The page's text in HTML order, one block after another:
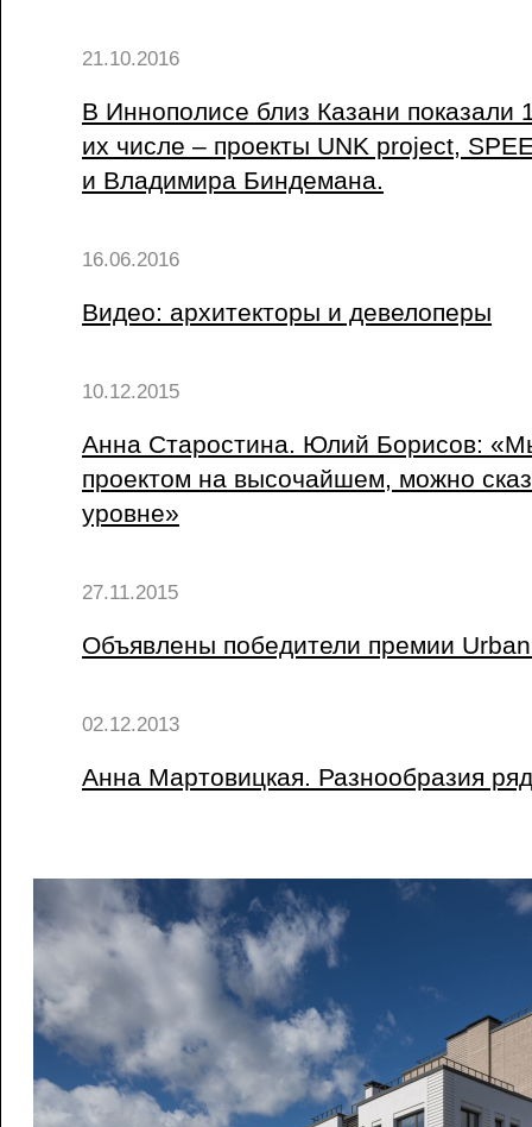
21.10.2016
В Иннополисе близ Казани показали
их числе – проекты UNK project,
и Владимира Биндемана.
16.06.2016
Видео: архитекторы и девелоперы
10.12.2015
Анна Старостина. Юлий Борисов:
проектом на высочайшем, можно
уровне»
27.11.2015
Объявлены победители премии
02.12.2013
Анна Мартовицкая. Разнообразия ряд